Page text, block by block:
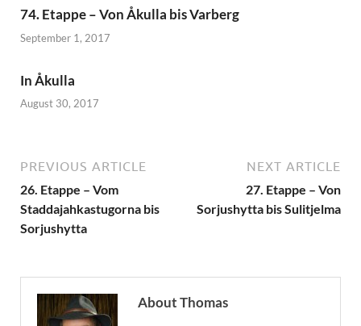
74. Etappe – Von Åkulla bis Varberg
September 1, 2017
In Åkulla
August 30, 2017
PREVIOUS ARTICLE
26. Etappe – Vom
Staddajahkastugorna bis
Sorjushytta
NEXT ARTICLE
27. Etappe – Von
Sorjushytta bis Sulitjelma
About Thomas